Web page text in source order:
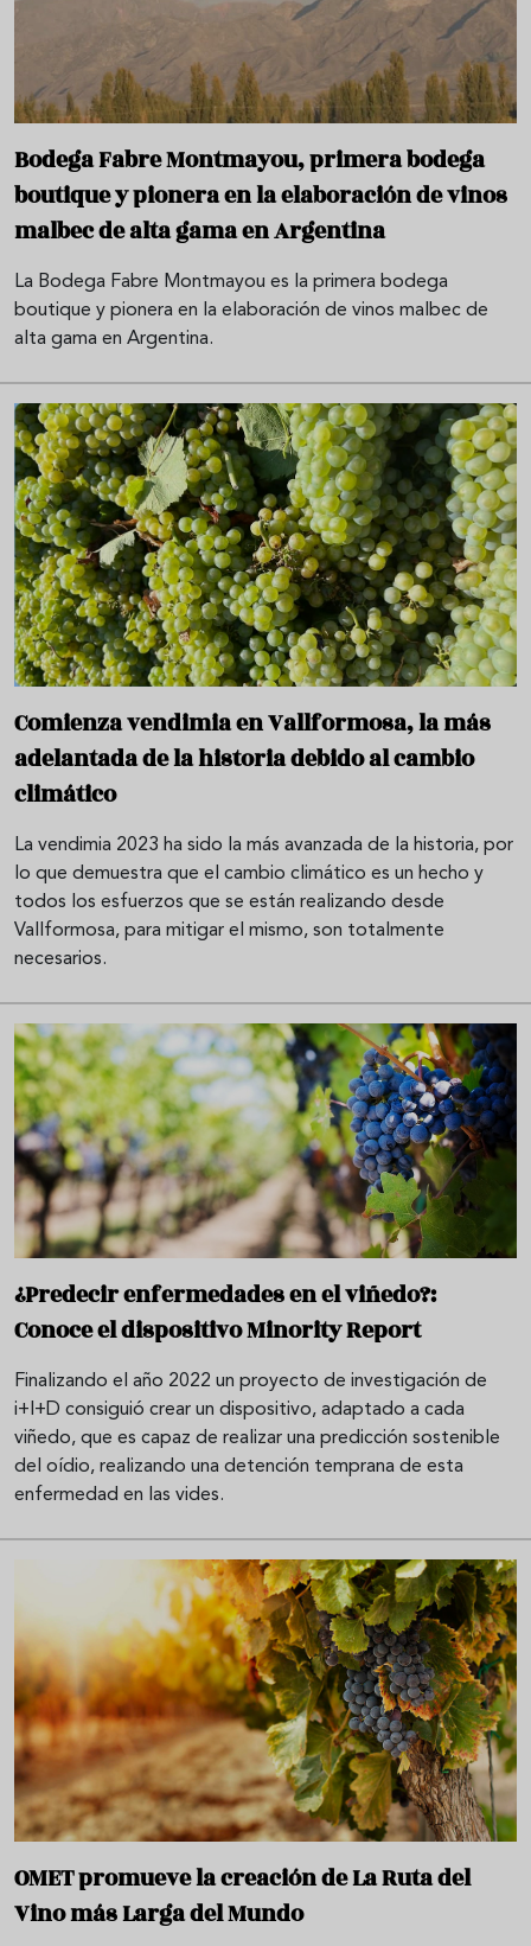
Bodega Fabre Montmayou, primera bodega
boutique y pionera en la elaboración de vinos
malbec de alta gama en Argentina
La Bodega Fabre Montmayou es la primera bodega
boutique y pionera en la elaboración de vinos malbec de
alta gama en Argentina.
Comienza vendimia en Vallformosa, la más
adelantada de la historia debido al cambio
climático
La vendimia 2023 ha sido la más avanzada de la historia, por
lo que demuestra que el cambio climático es un hecho y
todos los esfuerzos que se están realizando desde
Vallformosa, para mitigar el mismo, son totalmente
necesarios.
¿Predecir enfermedades en el viñedo?:
Conoce el dispositivo Minority Report
Finalizando el año 2022 un proyecto de investigación de
i+I+D consiguió crear un dispositivo, adaptado a cada
viñedo, que es capaz de realizar una predicción sostenible
del oídio, realizando una detención temprana de esta
enfermedad en las vides.
OMET promueve la creación de La Ruta del
Vino más Larga del Mundo